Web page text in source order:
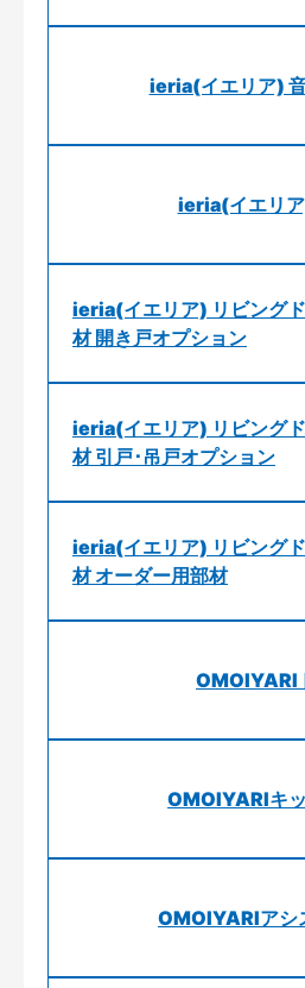
ieria(イエリア)
ieria(イエリ
ieria(イエリア) リビング
材 開き戸オプション
ieria(イエリア) リビング
材 引戸･吊戸オプション
ieria(イエリア) リビング
材 オーダー用部材
OMOIYARI
OMOIYARIキ
OMOIYARIアシ